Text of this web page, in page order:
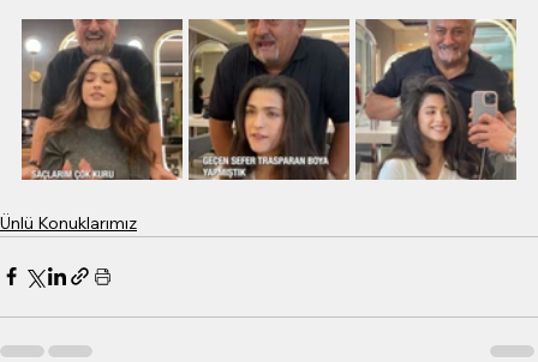
Ünlü Konuklarımız